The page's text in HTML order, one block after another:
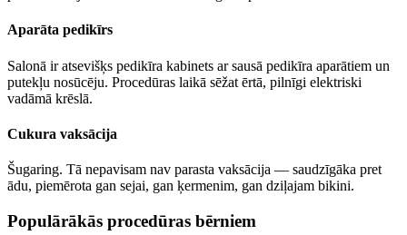
Aparāta pedikīrs
Salonā ir atsevišķs pedikīra kabinets ar sausā pedikīra aparātiem un
putekļu nosūcēju. Procedūras laikā sēžat ērtā, pilnīgi elektriski
vadāmā krēslā.
Cukura vaksācija
Šugaring. Tā nepavisam nav parasta vaksācija — saudzīgāka pret
ādu, piemērota gan sejai, gan ķermenim, gan dziļajam bikini.
Populārākās procedūras bērniem